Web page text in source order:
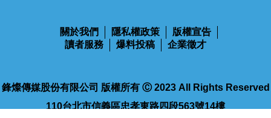
關於我們 隱私權政策
版權宣告
讀者服務
爆料投稿 企業徵才
鋒燦傳媒股份有限公司 版權所有 Ⓒ 2023 All Rights Reserved
110台北市信義區忠孝東路四段563號14樓